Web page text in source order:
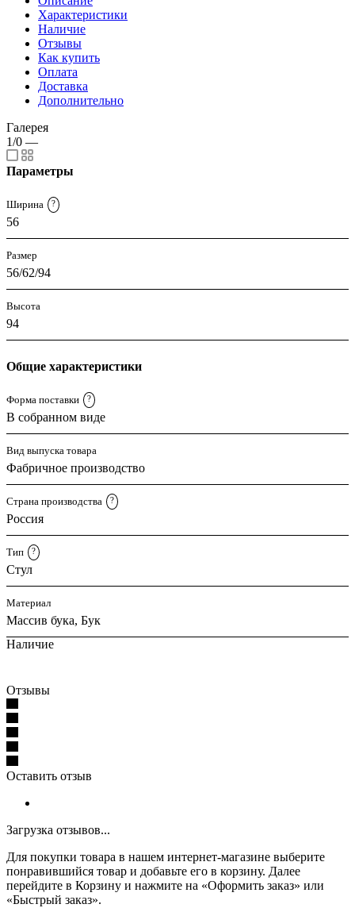
Характеристики
Наличие
Отзывы
Как купить
Оплата
Доставка
Дополнительно
Галерея
1/0 —
Параметры
Ширина ?
56
Размер
56/62/94
Высота
94
Общие характеристики
Форма поставки ?
В собранном виде
Вид выпуска товара
Фабричное производство
Страна производства ?
Россия
Тип ?
Стул
Материал
Массив бука, Бук
Наличие
Отзывы
Оставить отзыв
Загрузка отзывов...
Для покупки товара в нашем интернет-магазине выберите
понравившийся товар и добавьте его в корзину. Далее
перейдите в Корзину и нажмите на «Оформить заказ» или
«Быстрый заказ».